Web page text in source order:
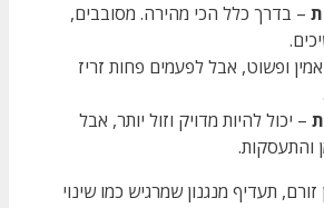
– בדרך כלל הכי מהירה. מסובבים,
ופשוט, אבל לפעמים פחות זריז
– יכול להיות מדויק וזול יותר, אבל
והתעסקות.
תעדיף מנגנון שמרגיש כמו שינוי